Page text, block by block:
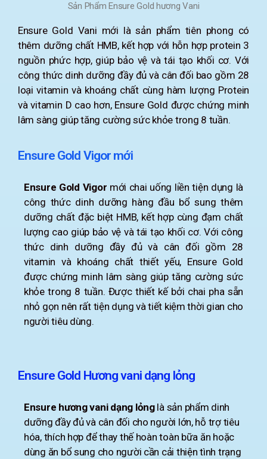
Sản Phẩm Ensure Gold hương Vani
Ensure Gold Vani mới là sản phẩm tiên phong có
thêm dưỡng chất HMB, kết hợp với hỗn hợp protein 3
nguồn phức hợp, giúp bảo vệ và tái tạo khối cơ. Với
công thức dinh dưỡng đầy đủ và cân đối bao gồm 28
loại vitamin và khoáng chất cùng hàm lượng Protein
và vitamin D cao hơn, Ensure Gold được chứng minh
lâm sàng giúp tăng cường sức khỏe trong 8 tuần.
Ensure Gold Vigor mới
Ensure Gold Vigor mới chai uống liền tiện dụng là
công thức dinh dưỡng hàng đầu bổ sung thêm
dưỡng chất đặc biệt HMB, kết hợp cùng đạm chất
lượng cao giúp bảo vệ và tái tạo khối cơ. Với công
thức dinh dưỡng đầy đủ và cân đối gồm 28
vitamin và khoáng chất thiết yếu, Ensure Gold
được chứng minh lâm sàng giúp tăng cường sức
khỏe trong 8 tuần. Được thiết kế bởi chai pha sẵn
nhỏ gọn nên rất tiện dụng và tiết kiệm thời gian cho
người tiêu dùng.
Ensure Gold Hương vani dạng lỏng
Ensure hương vani dạng lỏnglà sản phẩm dinh
dưỡng đầy đủ và cân đối cho người lớn, hỗ trợ tiêu
hóa, thích hợp để thay thế hoàn toàn bữa ăn hoặc
dùng ăn bổ sung cho người cần cải thiện tình trạng